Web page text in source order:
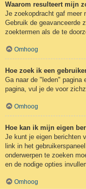
Waarom resulteert mijn
Je zoekopdracht gaf meer
Gebruik de geavanceerde
zoektermen als de te
Omhoog
Hoe zoek ik een
Ga naar de "leden"
pagina, vul je de voor
Omhoog
Hoe kan ik mijn eigen
Je kunt je eigen berichten
link in het
onderwerpen te zoeken
en de nodige opties
Omhoog